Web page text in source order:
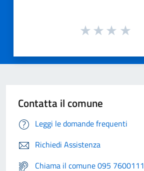
Contatta il comune
Leggi le domande frequenti
Richiedi Assistenza
Chiama il comune 095 7600111